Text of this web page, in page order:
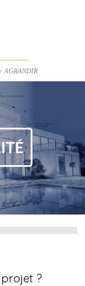
AGRANDIR
?